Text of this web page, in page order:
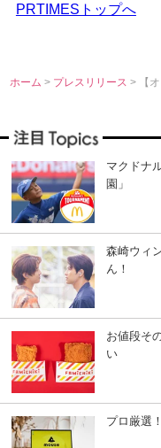
PRTIMESトップへ
ホーム > プレスリリース> 【
マクドナ
園」
森崎ウィ
ん！
お値段そ
い
プロ厳選